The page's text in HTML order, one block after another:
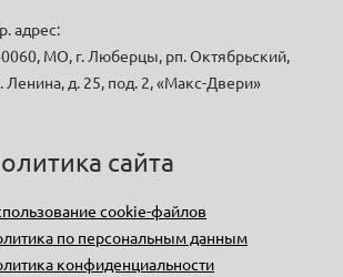
адрес:
МО, г. Люберцы, рп. Октябрьский,
Ленина, д. 25, под. 2, «Макс-Двери»
сайта
cookie-файлов
по персональным данным
конфиденциальности